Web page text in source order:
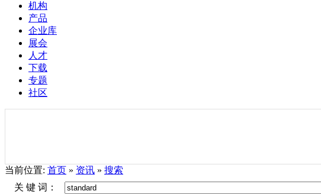
机构
产品
企业库
展会
人才
下载
专题
社区
当前位置: 首页 » 资讯 » 搜索
关 键 词：